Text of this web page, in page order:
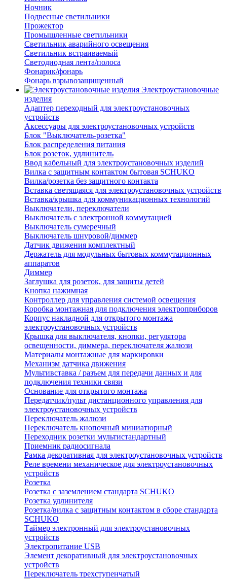
Ночник
Подвесные светильники
Прожектор
Промышленные светильники
Светильник аварийного освещения
Светильник встраиваемый
Светодиодная лента/полоса
Фонарик/фонарь
Фонарь взрывозащищенный
Электроустановочные
изделия
Адаптер переходный для электроустановочных
устройств
Аксессуары для электроустановочных устройств
Блок "Выключатель-розетка"
Блок распределения питания
Блок розеток, удлинитель
Ввод кабельный для электроустановочных изделий
Вилка с защитным контактом бытовая SCHUKO
Вилка/розетка без защитного контакта
Вставка светящаяся для электроустановочных устройств
Вставка/крышка для коммуникационных технологий
Выключатели, переключатели
Выключатель с электронной коммутацией
Выключатель сумеречный
Выключатель шнуровой/диммер
Датчик движения комплектный
Держатель для модульных бытовых коммутационных
аппаратов
Диммер
Заглушка для розеток, для защиты детей
Кнопка нажимная
Контроллер для управления системой освещения
Коробка монтажная для подключения электроприборов
Корпус накладной для открытого монтажа
электроустановочных устройств
Крышка для выключателя, кнопки, регулятора
освещенности, диммера, переключателя жалюзи
Материалы монтажные для маркировки
Механизм датчика движения
Мультивставка / разъем для передачи данных и для
подключения техники связи
Основание для открытого монтажа
Передатчик/пульт дистанционного управления для
электроустановочных устройств
Переключатель жалюзи
Переключатель кнопочный миниатюрный
Переходник розетки мультистандартный
Приемник радиосигнала
Рамка декоративная для электроустановочных устройств
Реле времени механическое для электроустановочных
устройств
Розетка
Розетка с заземлением стандарта SCHUKO
Розетка удлинителя
Розетка/вилка с защитным контактом в сборе стандарта
SCHUKO
Таймер электронный для электроустановочных
устройств
Электропитание USB
Элемент декоративный для электроустановочных
устройств
Переключатель трехступенчатый